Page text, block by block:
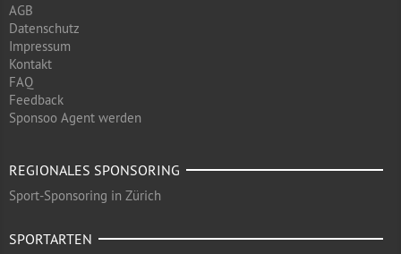
AGB
Datenschutz
Impressum
Kontakt
FAQ
Feedback
Sponsoo Agent werden
REGIONALES SPONSORING
Sport-Sponsoring in Zürich
SPORTARTEN